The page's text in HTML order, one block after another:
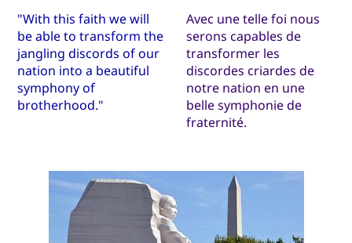
"With this faith we will
be able to transform the
jangling discords of our
nation into a beautiful
symphony of
brotherhood."
Avec une telle foi nous
serons capables de
transformer les
discordes criardes de
notre nation en une
belle symphonie de
fraternité.